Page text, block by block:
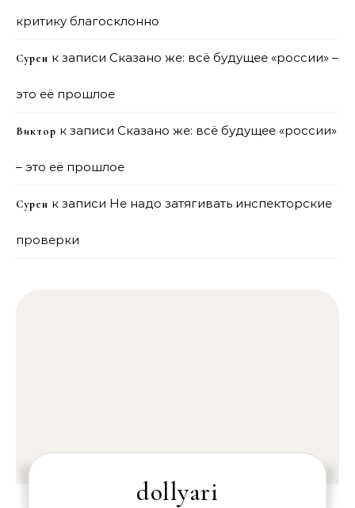
критику благосклонно
Сурен к записи Сказано же: всё будущее «россии» –
это её прошлое
Виктор к записи Сказано же: всё будущее «россии»
– это её прошлое
Сурен к записи Не надо затягивать инспекторские
проверки
dollyari